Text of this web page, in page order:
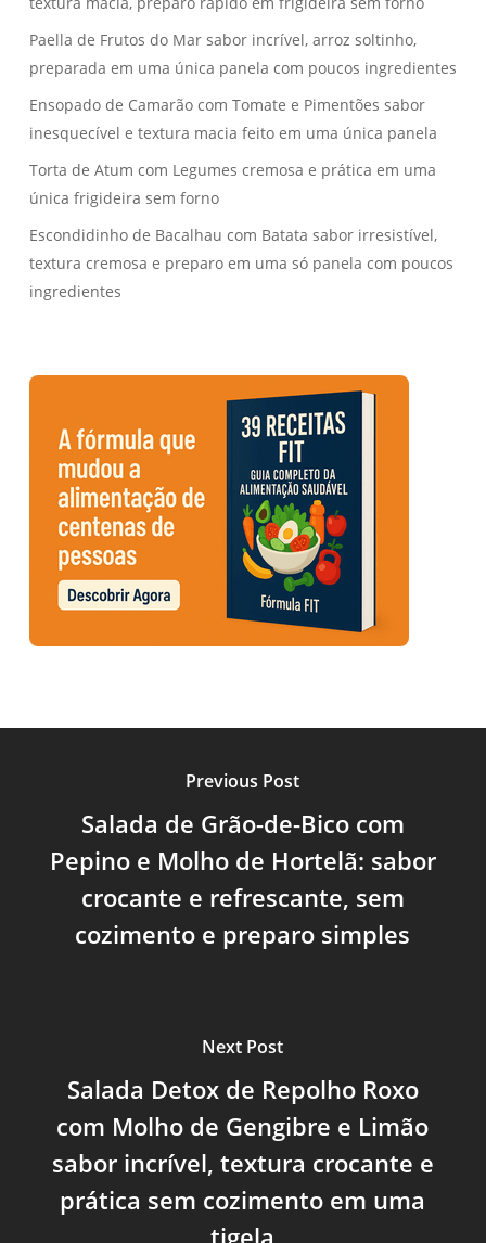
Paella de Frutos do Mar sabor incrível, arroz soltinho,
preparada em uma única panela com poucos ingredientes
Ensopado de Camarão com Tomate e Pimentões sabor
inesquecível e textura macia feito em uma única panela
Torta de Atum com Legumes cremosa e prática em uma
única frigideira sem forno
Escondidinho de Bacalhau com Batata sabor irresistível,
textura cremosa e preparo em uma só panela com poucos
ingredientes
Previous Post
Salada de Grão-de-Bico com
Pepino e Molho de Hortelã: sabor
crocante e refrescante, sem
cozimento e preparo simples
Next Post
Salada Detox de Repolho Roxo
com Molho de Gengibre e Limão
sabor incrível, textura crocante e
prática sem cozimento em uma